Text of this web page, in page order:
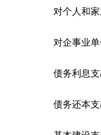
对个人和
对企事业
债务利息
债务还本